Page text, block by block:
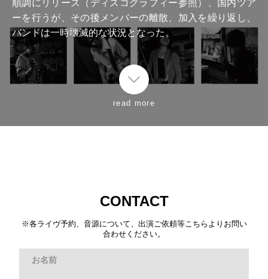
順調にリリース（ディスコグラフィー参照）、国内ツア
ーを行うが、その後メンバーの離散、加入を繰り返し、
バンドは一時壊滅的な状況となった。
read more
CONTACT
※各ライヴ予約、音源について、出演ご依頼等こちらよりお問い
合わせください。